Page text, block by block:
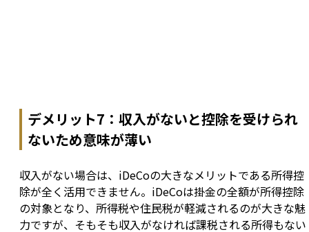
デメリット7：収入がないと控除を受けられ
ないため意味が薄い
収入がない場合は、iDeCoの大きなメリットである所得控
除が全く活用できません。iDeCoは掛金の全額が所得控除
の対象となり、所得税や住民税が軽減されるのが大きな魅
力ですが、そもそも収入がなければ課税される所得もない